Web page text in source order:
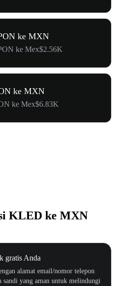
ke MXN
ke Mex$2.56K
ke MXN
ke Mex$6.83K
KLED ke MXN
gratis Anda
alamat email/nomor telepon
sandi yang aman untuk melindungi